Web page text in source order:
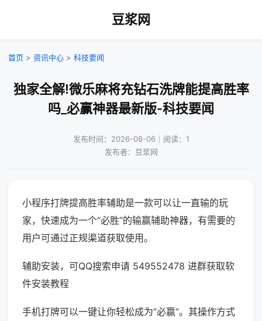
豆浆网
首页 > 资讯中心 > 科技要闻
独家全解!微乐麻将充钻石洗牌能提高胜率
吗_必赢神器最新版-科技要闻
发布时间：2026-08-06｜阅读：1
发布者：豆浆网
小程序打牌提高胜率辅助是一款可以让一直输的玩
家，快速成为一个“必胜”的输赢辅助神器，有需要的
用户可通过正规渠道获取使用。
辅助安装，可QQ搜索申请 549552478 进群获取软
件安装教程
手机打牌可以一键让你轻松成为“必赢”。其操作方式